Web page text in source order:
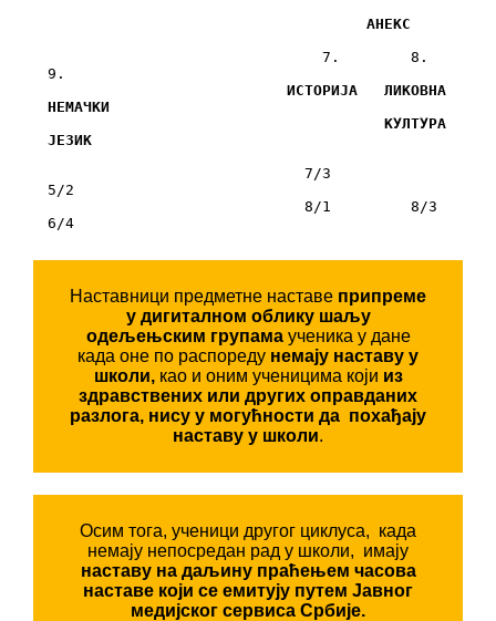
АНЕКС
9.
ИСТОРИЈА   ЛИКОВНА
НЕМАЧКИ
ЈЕЗИК
5/2
Наставници предметне наставе припреме
у дигиталном облику шаљу
одељењским групамаученика у дане
када оне по распореду немају наставу у
школи,као и оним ученицима који из
здравствених или других оправданих
разлога, нису у могућности да похађају
наставу у школи.
Осим тога, ученици другог циклуса, када
немају непосредан рад у школи, имају
наставу на даљину праћењем часова
наставе који се емитују путем Јавног
медијског сервиса Србије.